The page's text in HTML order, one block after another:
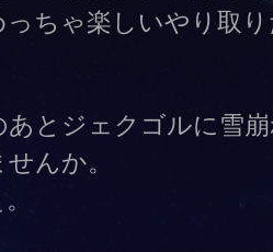
ちゃ楽しいやり取
あとジェクゴルに雪
んか。